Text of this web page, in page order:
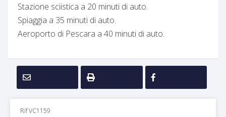
Stazione sciistica a 20 minuti di auto.
Spiaggia a 35 minuti di auto.
Aeroporto di Pescara a 40 minuti di auto.
Rif VC1159